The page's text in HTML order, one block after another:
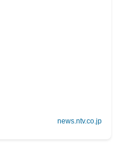
news.ntv.co.jp